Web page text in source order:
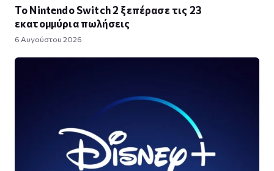
Το Nintendo Switch 2 ξεπέρασε τις 23
εκατομμύρια πωλήσεις
6 Αυγούστου 2026